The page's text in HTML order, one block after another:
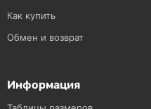
Как купить
Обмен и возврат
Информация